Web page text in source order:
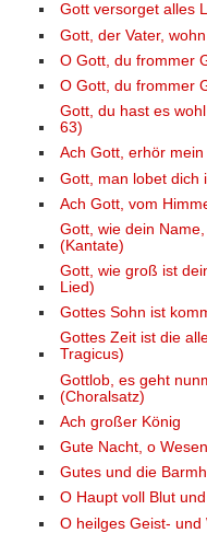
Gott versorget alles
Gott, der Vater,
O Gott, du frommer
O Gott, du frommer
Gott, du hast es
63)
Ach Gott, erhör
Gott, man lobet dich
Ach Gott, vom
Gott, wie dein
(Kantate)
Gott, wie groß ist
Lied)
Gottes Sohn ist
Gottes Zeit ist die
Tragicus)
Gottlob, es geht
(Choralsatz)
Ach großer König
Gute Nacht, o Wesen
Gutes und die
O Haupt voll Blut
O heilges Geist- und